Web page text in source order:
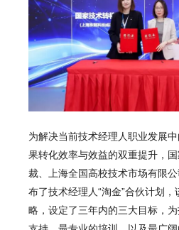
为解决当前技术经理人职业发展
果转化效率与效益的双重提升，
裁、上海全国高校技术市场有限
布了技术经理人“淘金”合伙计划
略，设定了三年内的三大目标，